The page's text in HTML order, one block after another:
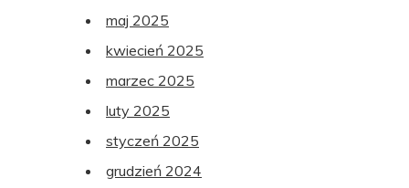
maj 2025
kwiecień 2025
marzec 2025
luty 2025
styczeń 2025
grudzień 2024